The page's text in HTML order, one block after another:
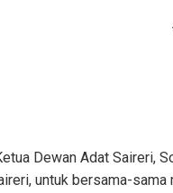
Dewan Adat Saireri,
untuk bersama-